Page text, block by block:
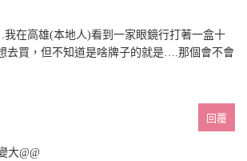
在高雄(本地人)看到一家眼鏡行打著一盒十
去買，但不知道是啥牌子的就是….那個會不會
大@@
回覆